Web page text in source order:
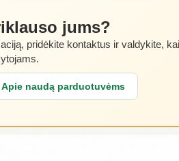
jums?
pridėkite kontaktus ir valdykite,
Apie naudą parduotuvėms